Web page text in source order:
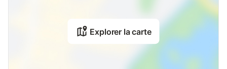
Explorer la carte